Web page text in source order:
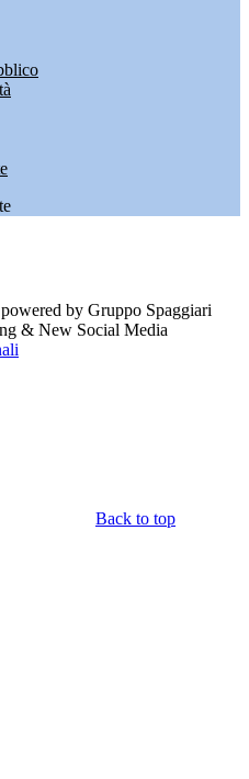
by Gruppo Spaggiari
& New Social Media
Back to top